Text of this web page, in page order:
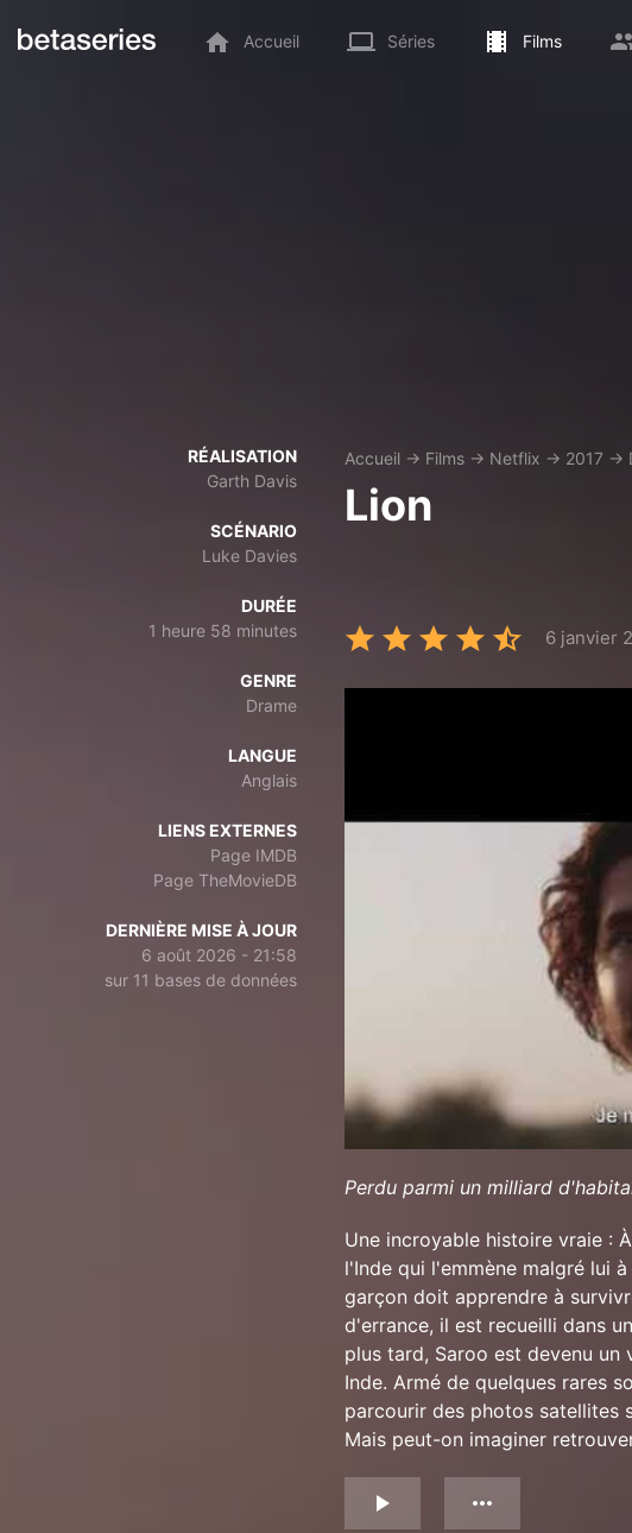
Accueil Séries Films
RÉALISATION
Garth Davis
SCÉNARIO
Luke Davies
DURÉE
1 heure 58 minutes
GENRE
Drame
LANGUE
Anglais
LIENS EXTERNES
Page IMDB
Page TheMovieDB
DERNIÈRE MISE À JOUR
6 août 2026 - 21:58
sur 11 bases de données
Accueil → Films → Netflix → 2017 →
Lion
6 janvier
Perdu parmi un milliard
Une incroyable histoire vraie :
l'Inde qui l'emmène malgré lui
garçon doit apprendre à
d'errance, il est recueilli dans
plus tard, Saroo est devenu un
Inde. Armé de quelques rares
parcourir des photos satellites
Mais peut-on imaginer